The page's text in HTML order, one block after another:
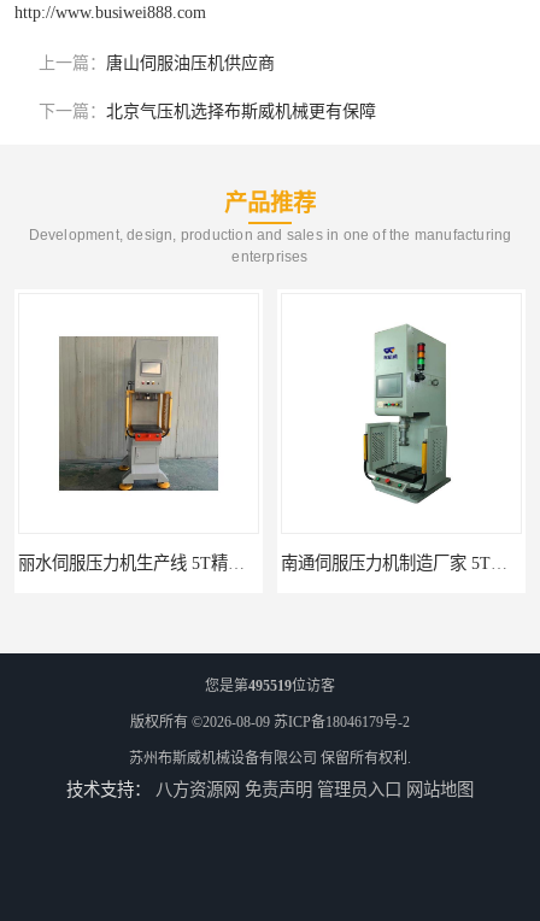
http://www.busiwei888.com
上一篇： 唐山伺服油压机供应商
下一篇： 北京气压机选择布斯威机械更有保障
产品推荐
Development, design, production and sales in one of the manufacturing
enterprises
您是第495519位访客
版权所有 ©2026-08-09 苏ICP备18046179号-2
苏州布斯威机械设备有限公司 保留所有权利.
技术支持： 八方资源网 免责声明 管理员入口 网站地图